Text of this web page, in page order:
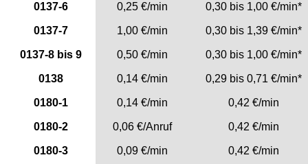
0137-6 0,25 €/min 0,30 bis 1,00 €/min*
0137-7 1,00 €/min 0,30 bis 1,39 €/min*
0137-8 bis 9 0,50 €/min 0,30 bis 1,00 €/min*
0138 0,14 €/min 0,29 bis 0,71 €/min*
0180-1 0,14 €/min 0,42 €/min
0180-2 0,06 €/Anruf 0,42 €/min
0180-3 0,09 €/min 0,42 €/min